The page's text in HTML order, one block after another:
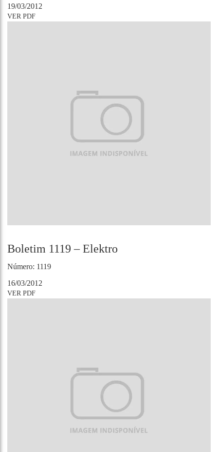
19/03/2012
VER PDF
Boletim 1119 – Elektro
Número: 1119
16/03/2012
VER PDF